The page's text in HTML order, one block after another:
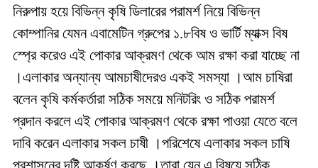
নিরুপায় হয়ে বিভিন্ন কৃষি ডিলারের পরামর্শ নিয়ে বিভিন্ন
কোম্পানির যেমন এবামেটিন গ্রুপের ১.৮বিষ ও ভার্টি ম্যাক্স বিষ
স্প্রে করেও এই পোকার আক্রমণ থেকে আম রক্ষা করা যাচ্ছে না
।এলাকার অন্যান্য আমচাষীদেরও একই সমস্যা ।আম চাষিরা
বলেন কৃষি কর্মকর্তারা সঠিক সময়ে মনিটরিং ও সঠিক পরামর্শ
প্রদান করলে এই পোকার আক্রমণ থেকে রক্ষা পাওয়া যেতে বলে
দাবি করেন এলাকার সকল চাষী ।পরিশেষে এলাকার সকল চাষি